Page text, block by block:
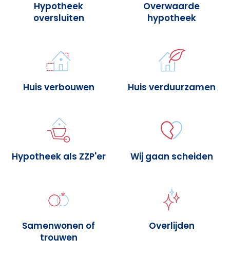
Hypotheek
oversluiten
Overwaarde
hypotheek
Huis verbouwen Huis verduurzamen
Hypotheek als ZZP'er Wij gaan scheiden
Samenwonen of
trouwen
Overlijden